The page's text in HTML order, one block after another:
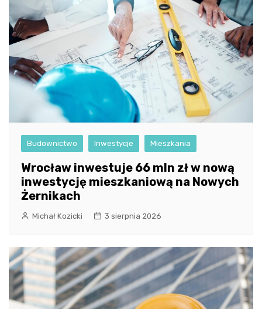
Budownictwo Inwestycje Mieszkania
Wrocław inwestuje 66 mln zł w nową
inwestycję mieszkaniową na Nowych
Żernikach
Michał Kozicki 3 sierpnia 2026